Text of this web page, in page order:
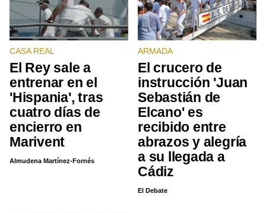
CASA REAL
El Rey sale a
entrenar en el
'Hispania', tras
cuatro días de
encierro en
Marivent
Almudena Martínez-Fornés
ARMADA
El crucero de
instrucción 'Juan
Sebastián de
Elcano' es
recibido entre
abrazos y alegría
a su llegada a
Cádiz
El Debate